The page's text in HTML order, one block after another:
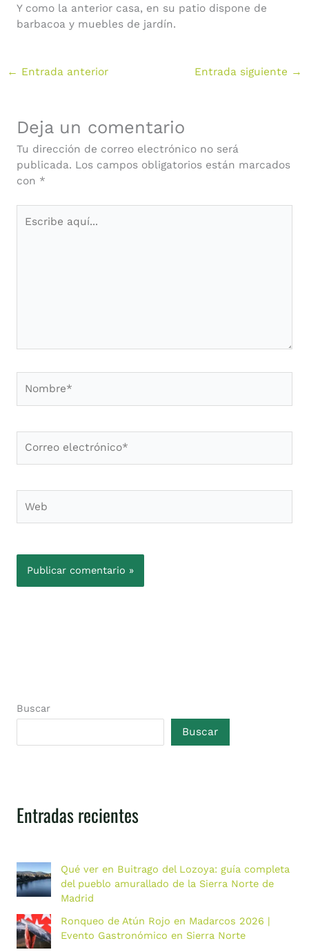
Y como la anterior casa, en su patio dispone de
barbacoa y muebles de jardín.
← Entrada anterior Entrada siguiente →
Deja un comentario
Tu dirección de correo electrónico no será
publicada. Los campos obligatorios están marcados
con *
aquí...
electrónico*
Buscar
Buscar
Entradas recientes
Qué ver en Buitrago del Lozoya: guía completa
del pueblo amurallado de la Sierra Norte de
Madrid
Ronqueo de Atún Rojo en Madarcos 2026 |
Evento Gastronómico en Sierra Norte